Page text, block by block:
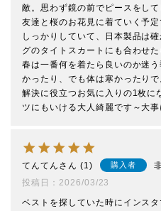
敵。思わず鏡の前でピースをして
友達と桜のお花見に着ていく予
しっかりしていて、日本製品は
グのタイトスカートにも合わせた
春は一番何を着たら良いのか迷
かったり、でも体は寒かったり
解決に役立つお気に入りの1枚に
ツにもいける大人綺麗です～大事
てんてん 1 購入者
投稿日
2026/03/23
ベストを探していた時にインス